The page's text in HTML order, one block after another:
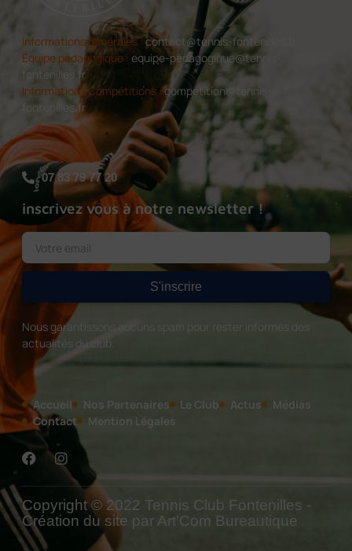
Informations générales :contact@tennis-fontenilles.fr
Équipe pédagogique : equipe-pedagogique@tennis-
fontenilles.fr
Informations Compétitions :competition@tennis-
fontenilles.fr
07 83 79 77 20
inscrivez vous à notre newsletter !
S'inscrire
Nous garantissons aucuns spam pour rester informés des
actualités du club.
Accueil Nos Partenaires Le Club Actus
Médias
Contact
Mention Légales
Copyright © 2022 Tennis Club Fontenilles -
Création du site par Art'Com Bureautique